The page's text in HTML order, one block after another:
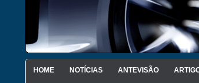
HOME NOTÍCIAS ANTEVISÃO